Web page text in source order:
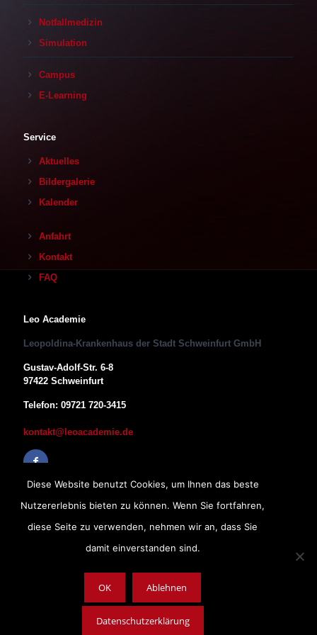
Notfallmedizin
Simulation
Campus
E-Learning
Service
Aktuelles
Bildergalerie
Kalender
Anfahrt
Kontakt
FAQ
Leo Academie
Leopoldina-Krankenhaus der Stadt Schweinfurt GmbH
Gustav-Adolf-Str. 6-8
97422 Schweinfurt
Telefon: 09721 720-3415
kontakt@leoacademie.de
Copyright © 2019, Leopoldina-Krankenhaus der Stadt Schweinfurt
GmbH
Diese Website benutzt Cookies, um Ihnen das beste
Nutzererlebnis bieten zu können. Wenn Sie fortfahren,
diese Seite zu verwenden, nehmen wir an, dass Sie
damit einverstanden sind.
OK Ablehnen
Datenschutzerklärung